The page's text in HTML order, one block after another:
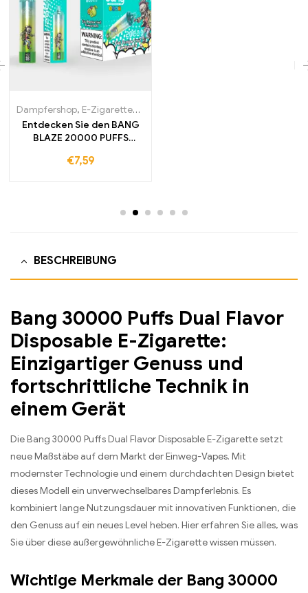
Dampfershop, E-Zigaretten Großhandel
Entdecken Sie den BANG
BLAZE 20000 PUFFS
€7,59
BESCHREIBUNG
Bang 30000 Puffs Dual Flavor
Disposable E-Zigarette:
Einzigartiger Genuss und
fortschrittliche Technik in
einem Gerät
Die Bang 30000 Puffs Dual Flavor Disposable E-Zigarette setzt
neue Maßstäbe auf dem Markt der Einweg-Vapes. Mit
modernster Technologie und einem durchdachten Design bietet
dieses Modell ein unverwechselbares Dampferlebnis. Es
kombiniert lange Nutzungsdauer mit innovativen Funktionen, die
den Genuss auf ein neues Level heben. Hier erfahren Sie alles, was
Sie über diese außergewöhnliche E-Zigarette wissen müssen.
Wichtige Merkmale der Bang 30000